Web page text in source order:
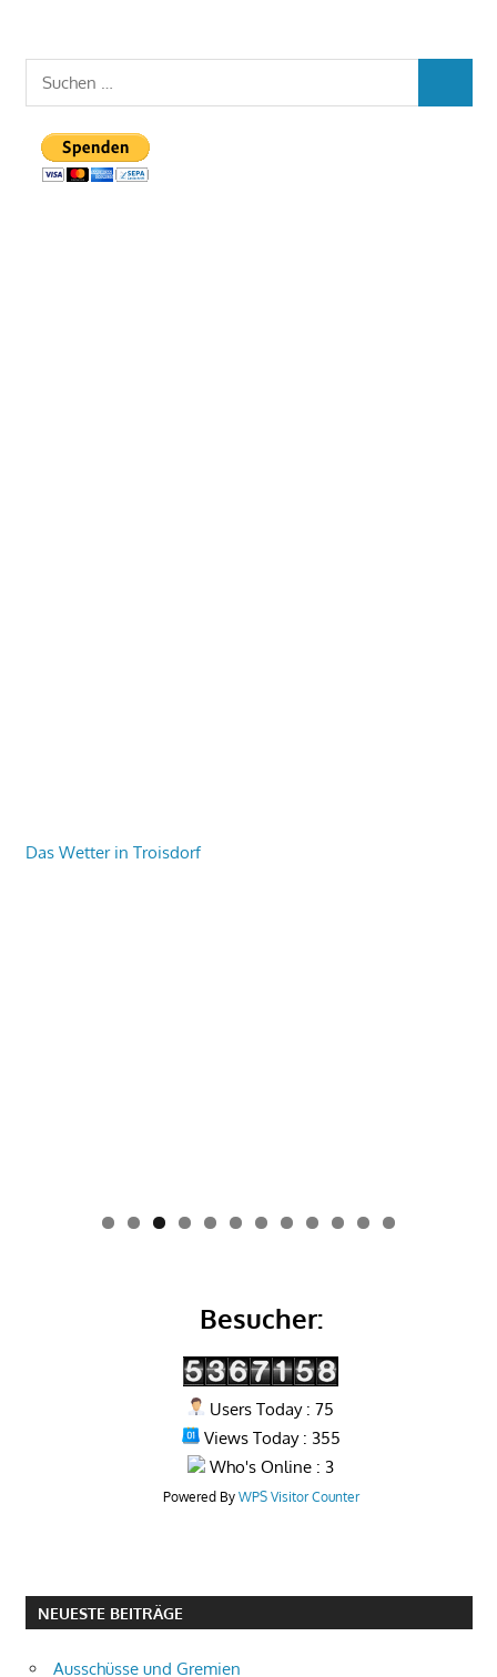
Suchen
nach:
Das Wetter in Troisdorf
0 1 2
Besucher:
Users Today : 75
Views Today : 355
Who's Online : 3
Powered By WPS Visitor Counter
NEUESTE BEITRÄGE
Ausschüsse und Gremien